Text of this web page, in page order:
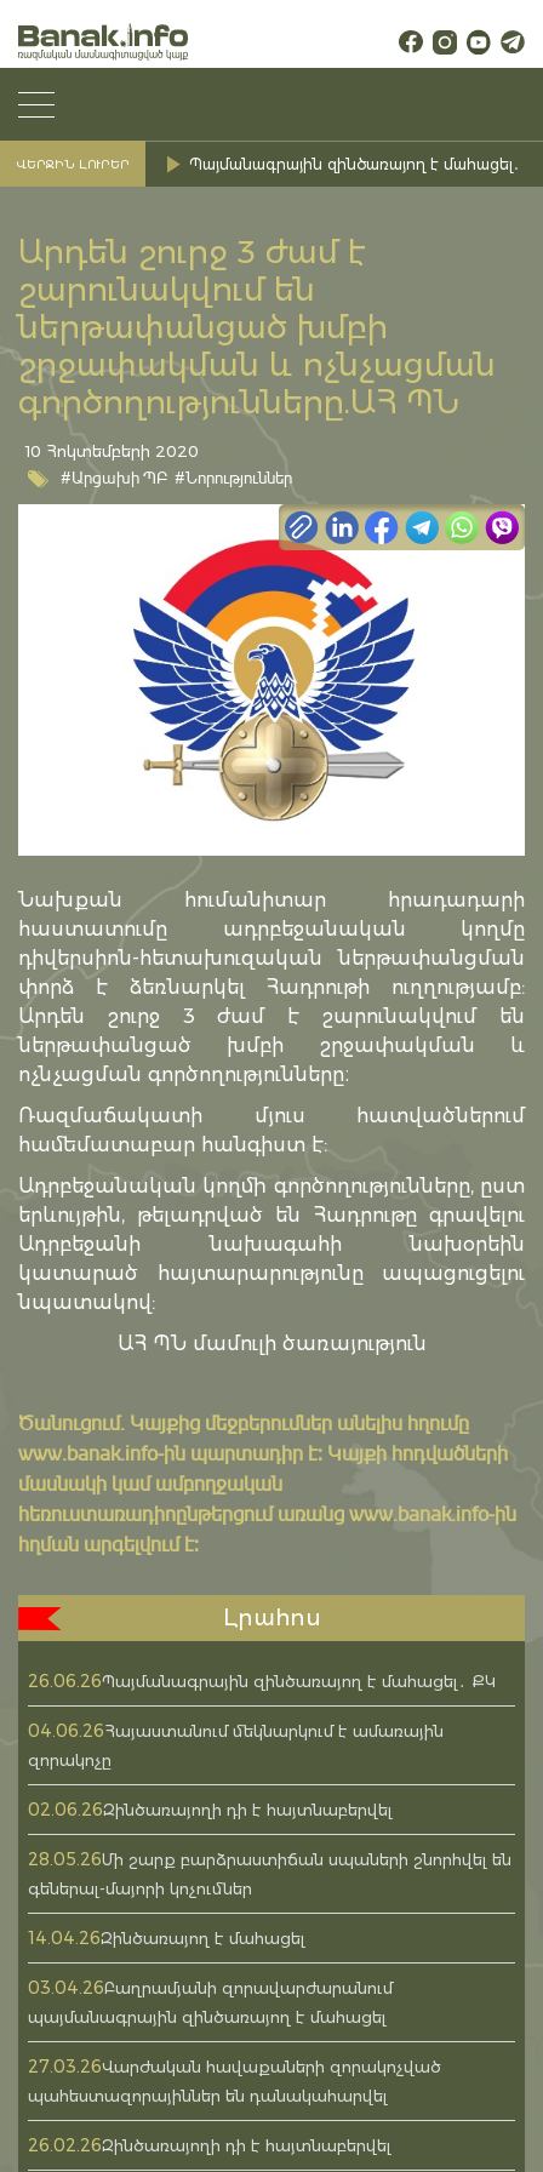
ՎԵՐՋԻՆ ԼՈՒՐԵՐ Պայմանագրային զինծառայող է մահացել․
Արդեն շուրջ 3 ժամ է
շարունակվում են
ներթափանցած խմբի
շրջափակման և ոչնչացման
գործողությունները.ԱՀ ՊՆ
10 Հոկտեմբերի 2020
#Արցախի ՊԲ #Նորություններ
Նախքան հումանիտար հրադադարի
հաստատումը ադրբեջանական կողմը
դիվերսիոն-հետախուզական ներթափանցման
փորձ է ձեռնարկել Հադրութի ուղղությամբ:
Արդեն շուրջ 3 ժամ է շարունակվում են
ներթափանցած խմբի շրջափակման և
ոչնչացման գործողությունները։
Ռազմաճակատի մյուս հատվածներում
համեմատաբար հանգիստ է:
Ադրբեջանական կողմի գործողությունները, ըստ
երևույթին, թելադրված են Հադրութը գրավելու
Ադրբեջանի նախագահի նախօրեին
կատարած հայտարարությունը ապացուցելու
նպատակով:
ԱՀ ՊՆ մամուլի ծառայություն
Ծանուցում․ Կայքից մեջբերումներ անելիս հղումը
www.banak.info-ին պարտադիր է: Կայքի հոդվածների
մասնակի կամ ամբողջական
հեռուստառադիոընթերցում առանց www.banak.info-ին
հղման արգելվում է:
Լրահոս
26.06.26Պայմանագրային զինծառայող է մահացել․ ՔԿ
04.06.26Հայաստանում մեկնարկում է ամառային
զորակոչը
02.06.26Զինծառայողի դի է հայտնաբերվել
28.05.26Մի շարք բարձրաստիճան սպաների շնորհվել են
գեներալ-մայորի կոչումներ
14.04.26Զինծառայող է մահացել
03.04.26Բաղրամյանի զորավարժարանում
պայմանագրային զինծառայող է մահացել
27.03.26Վարժական հավաքաների զորակոչված
պահեստազորայիններ են դանակահարվել
26.02.26Զինծառայողի դի է հայտնաբերվել